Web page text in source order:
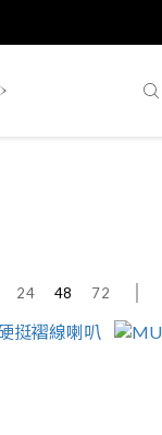
飾品配件
24 48 72